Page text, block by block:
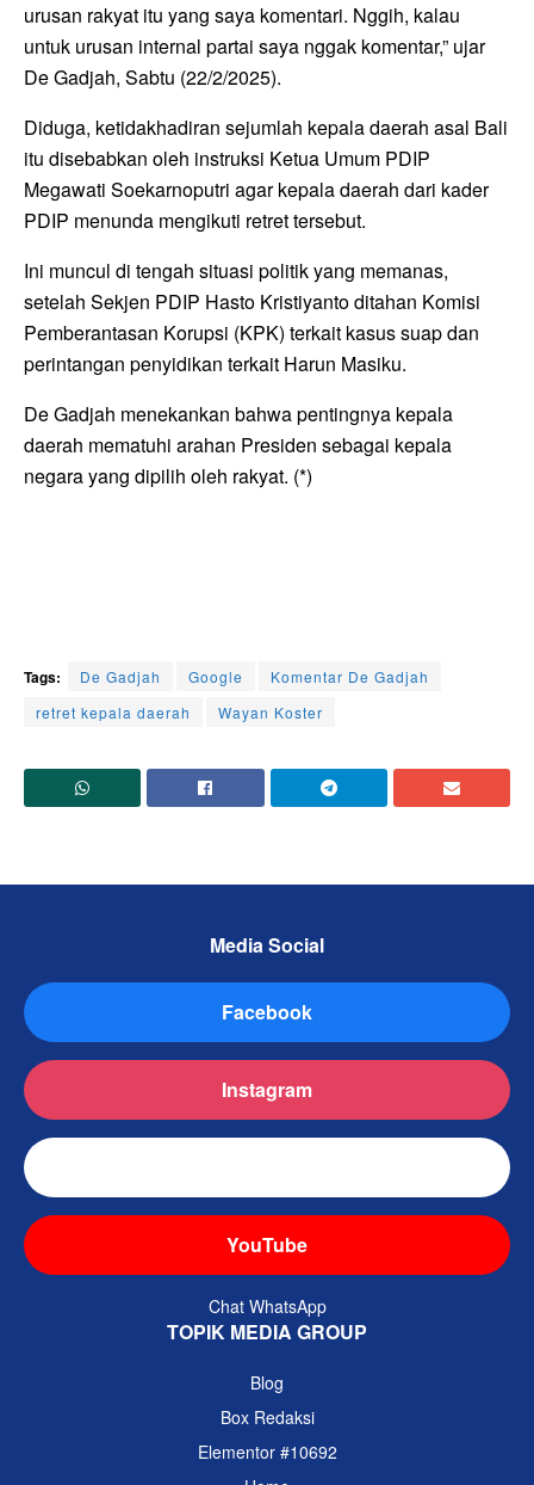
urusan rakyat itu yang saya komentari. Nggih, kalau
untuk urusan internal partai saya nggak komentar,” ujar
De Gadjah, Sabtu (22/2/2025).
Diduga, ketidakhadiran sejumlah kepala daerah asal Bali
itu disebabkan oleh instruksi Ketua Umum PDIP
Megawati Soekarnoputri agar kepala daerah dari kader
PDIP menunda mengikuti retret tersebut.
Ini muncul di tengah situasi politik yang memanas,
setelah Sekjen PDIP Hasto Kristiyanto ditahan Komisi
Pemberantasan Korupsi (KPK) terkait kasus suap dan
perintangan penyidikan terkait Harun Masiku.
De Gadjah menekankan bahwa pentingnya kepala
daerah mematuhi arahan Presiden sebagai kepala
negara yang dipilih oleh rakyat. (*)
Tags: De Gadjah Google
Komentar De Gadjah
retret kepala daerah
Wayan Koster
Media Social
Facebook
Instagram
YouTube
Chat WhatsApp
TOPIK MEDIA GROUP
Blog
Box Redaksi
Elementor #10692